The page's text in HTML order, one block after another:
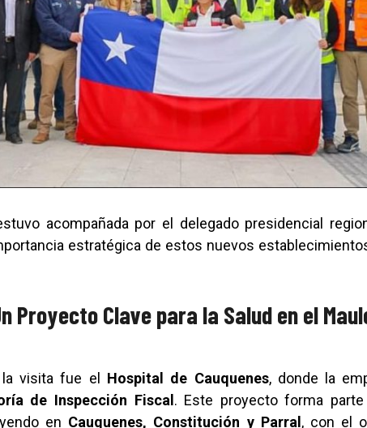
acompañada por el delegado presidencial
estratégica de estos nuevos
Proyecto Clave para la Salud en el
visita fue el Hospital de Cauquenes, donde la
de Inspección Fiscal . Este proyecto forma
en Cauquenes, Constitución y Parral , con el